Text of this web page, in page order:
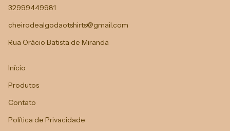
32999449981
cheirodealgodaotshirts@gmail.com
Rua Orácio Batista de Miranda
Início
Produtos
Contato
Política de Privacidade